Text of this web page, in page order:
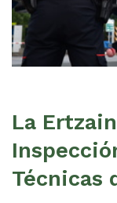
La
Técnicas